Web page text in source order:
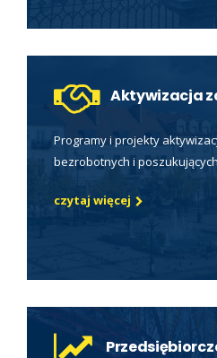
Aktywizacja
Programy i projekty
bezrobotnych i
czytaj więcej